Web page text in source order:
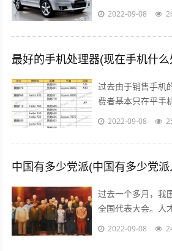
面性的拼命，那么
2022-09-08
最好的手机处理器(现在手机什
过去由于销售手机
费者基本只在乎手
机线上销售渠道的
2022-09-08
中国有多少党派(中国有多少党派
过去一个多月，我
全国代表大会。人
历史传统各有特色
2022-09-08